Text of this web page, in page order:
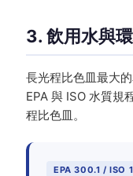
3. 飲用水與
長光程比色皿最大
EPA 與 ISO 水質規
程比色皿。
EPA 300.1 / ISO